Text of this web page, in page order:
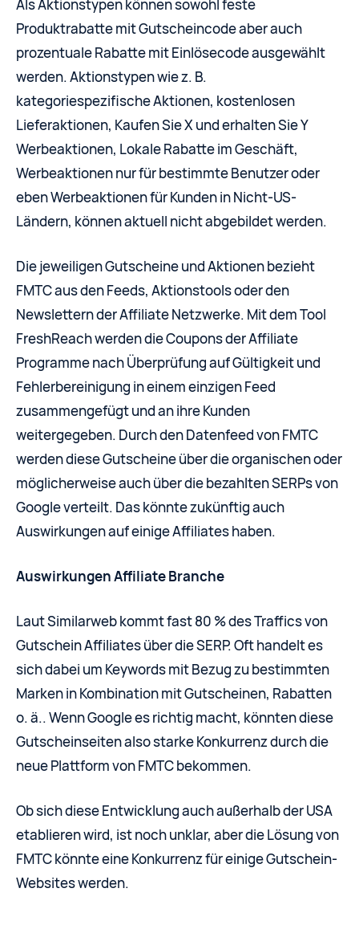
Als Aktionstypen können sowohl feste
Produktrabatte mit Gutscheincode aber auch
prozentuale Rabatte mit Einlösecode ausgewählt
werden. Aktionstypen wie z. B.
kategoriespezifische Aktionen, kostenlosen
Lieferaktionen, Kaufen Sie X und erhalten Sie Y
Werbeaktionen, Lokale Rabatte im Geschäft,
Werbeaktionen nur für bestimmte Benutzer oder
eben Werbeaktionen für Kunden in Nicht-US-
Ländern, können aktuell nicht abgebildet werden.
Die jeweiligen Gutscheine und Aktionen bezieht
FMTC aus den Feeds, Aktionstools oder den
Newslettern der Affiliate Netzwerke. Mit dem Tool
FreshReach werden die Coupons der Affiliate
Programme nach Überprüfung auf Gültigkeit und
Fehlerbereinigung in einem einzigen Feed
zusammengefügt und an ihre Kunden
weitergegeben. Durch den Datenfeed von FMTC
werden diese Gutscheine über die organischen oder
möglicherweise auch über die bezahlten SERPs von
Google verteilt. Das könnte zukünftig auch
Auswirkungen auf einige Affiliates haben.
Auswirkungen Affiliate Branche
Laut Similarweb kommt fast 80 % des Traffics von
Gutschein Affiliates über die SERP. Oft handelt es
sich dabei um Keywords mit Bezug zu bestimmten
Marken in Kombination mit Gutscheinen, Rabatten
o. ä.. Wenn Google es richtig macht, könnten diese
Gutscheinseiten also starke Konkurrenz durch die
neue Plattform von FMTC bekommen.
Ob sich diese Entwicklung auch außerhalb der USA
etablieren wird, ist noch unklar, aber die Lösung von
FMTC könnte eine Konkurrenz für einige Gutschein-
Websites werden.